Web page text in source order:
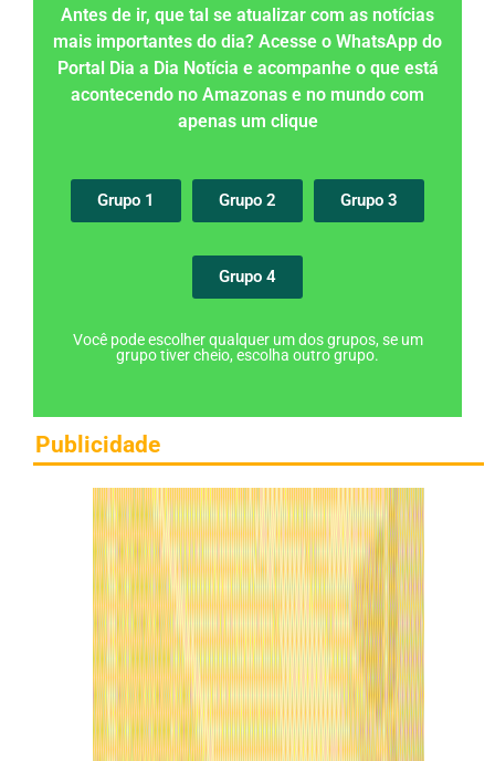
Antes de ir, que tal se atualizar com as notícias
mais importantes do dia? Acesse o WhatsApp do
Portal Dia a Dia Notícia e acompanhe o que está
acontecendo no Amazonas e no mundo com
apenas um clique
Grupo 1 Grupo 2 Grupo 3
Grupo 4
Você pode escolher qualquer um dos grupos, se um
grupo tiver cheio, escolha outro grupo.
Publicidade